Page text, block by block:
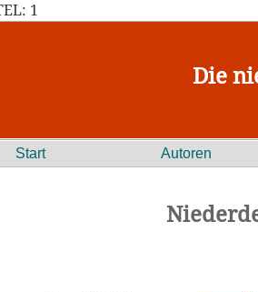
1
Die
Start Autoren